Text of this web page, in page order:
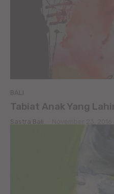
BALI
Tabiat Anak Yang
Sastra Bali